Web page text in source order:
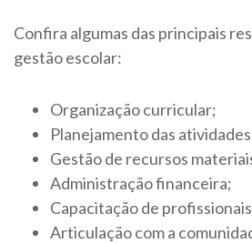
Confira algumas das principais
gestão escolar:
Organização curricular;
Planejamento das
Gestão de recursos
Administração financeira;
Capacitação de
Articulação com a